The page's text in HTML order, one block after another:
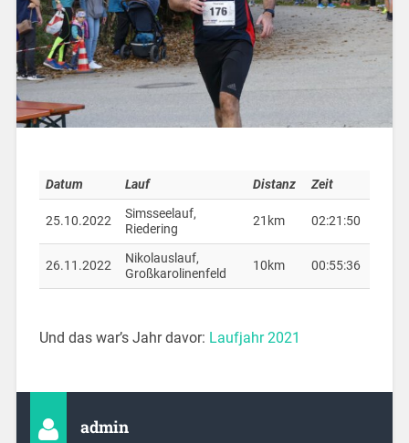
Datum Lauf Distanz Zeit
25.10.2022
Simsseelauf,
Riedering
21km 02:21:50
26.11.2022
Nikolauslauf,
Großkarolinenfeld
10km 00:55:36
Und das war’s Jahr davor: Laufjahr 2021
admin